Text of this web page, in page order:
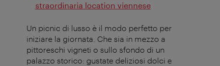
straordinaria location viennese
Un picnic di lusso è il modo perfetto per
iniziare la giornata. Che sia in mezzo a
pittoreschi vigneti o sullo sfondo di un
palazzo storico: gustate deliziosi dolci e